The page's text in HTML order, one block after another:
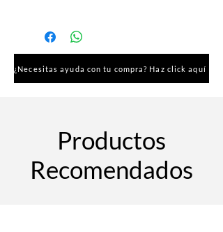
fotoenvejecimiento
Bioestimulate potenciador
Eliminador de radicales libres
¿Necesitas ayuda con tu compra? Haz click aquí
Productos
Recomendados